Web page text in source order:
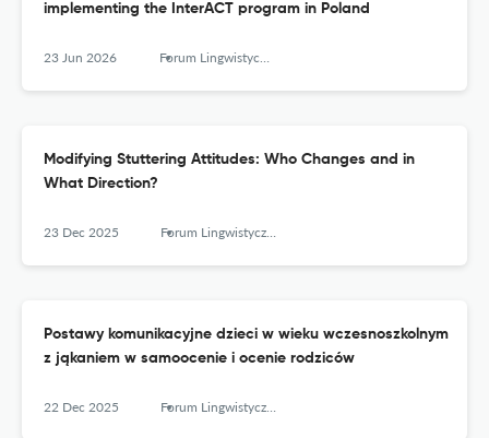
implementing the InterACT program in Poland
23 Jun 2026 Forum Lingwistyczne
Modifying Stuttering Attitudes: Who Changes and in
What Direction?
23 Dec 2025 Forum Lingwistyczne
Postawy komunikacyjne dzieci w wieku wczesnoszkolnym
z jąkaniem w samoocenie i ocenie rodziców
22 Dec 2025 Forum Lingwistyczne